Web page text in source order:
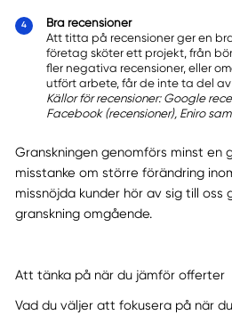
Bra recensioner
Att titta på recensioner ger en
företag sköter ett projekt, från
fler negativa recensioner, eller
utfört arbete, får de inte ta del
Källor för recensioner: Google
Facebook (recensioner), Eniro
Granskningen genomförs minst en
misstanke om större förändring
missnöjda kunder hör av sig till oss
granskning omgående.
Att tänka på när du jämför offerter
Vad du väljer att fokusera på när